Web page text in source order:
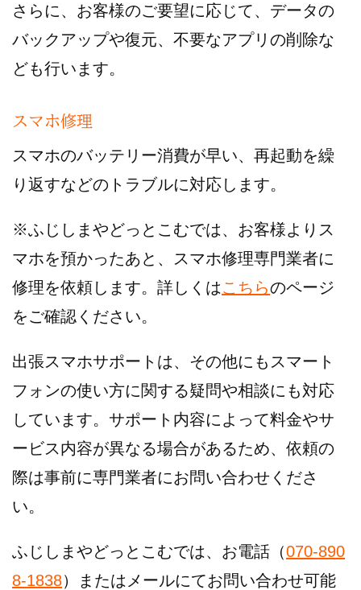
さらに、お客様のご要望に応じて、データの
バックアップや復元、不要なアプリの削除な
ども行います。
スマホ修理
スマホのバッテリー消費が早い、再起動を繰
り返すなどのトラブルに対応します。
※ふじしまやどっとこむでは、お客様よりス
マホを預かったあと、スマホ修理専門業者に
修理を依頼します。詳しくはこちらのページ
をご確認ください。
出張スマホサポートは、その他にもスマート
フォンの使い方に関する疑問や相談にも対応
しています。サポート内容によって料金やサ
ービス内容が異なる場合があるため、依頼の
際は事前に専門業者にお問い合わせくださ
い。
ふじしまやどっとこむでは、お電話（070-890
8-1838）またはメールにてお問い合わせ可能